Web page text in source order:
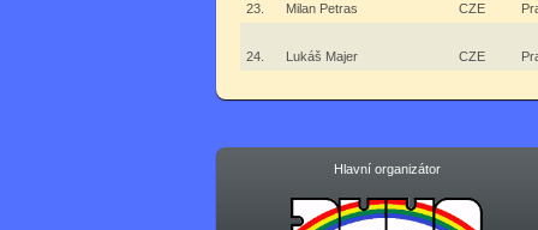
23. Milan Petras CZE
24. Lukáš Majer CZE
Hlavní organizátor